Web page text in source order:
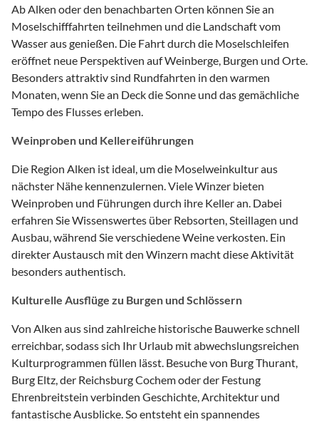
Ab Alken oder den benachbarten Orten können Sie an
Moselschifffahrten teilnehmen und die Landschaft vom
Wasser aus genießen. Die Fahrt durch die Moselschleifen
eröffnet neue Perspektiven auf Weinberge, Burgen und Orte.
Besonders attraktiv sind Rundfahrten in den warmen
Monaten, wenn Sie an Deck die Sonne und das gemächliche
Tempo des Flusses erleben.
Weinproben und Kellereiführungen
Die Region Alken ist ideal, um die Moselweinkultur aus
nächster Nähe kennenzulernen. Viele Winzer bieten
Weinproben und Führungen durch ihre Keller an. Dabei
erfahren Sie Wissenswertes über Rebsorten, Steillagen und
Ausbau, während Sie verschiedene Weine verkosten. Ein
direkter Austausch mit den Winzern macht diese Aktivität
besonders authentisch.
Kulturelle Ausflüge zu Burgen und Schlössern
Von Alken aus sind zahlreiche historische Bauwerke schnell
erreichbar, sodass sich Ihr Urlaub mit abwechslungsreichen
Kulturprogrammen füllen lässt. Besuche von Burg Thurant,
Burg Eltz, der Reichsburg Cochem oder der Festung
Ehrenbreitstein verbinden Geschichte, Architektur und
fantastische Ausblicke. So entsteht ein spannendes